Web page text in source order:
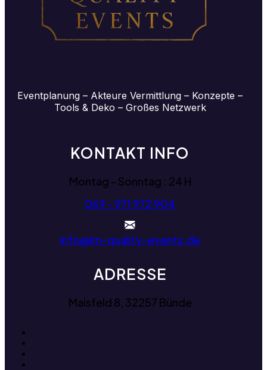
Eventplanung – Akteure Vermittlung – Konzepte –
Tools & Deko – Großes Netzwerk
KONTAKT INFO
Montag - Sonntag : 24 H
069 - 971 972 904
info@lm-quality-events.de
ADRESSE
Maisfeld 8, 32257 Bünde